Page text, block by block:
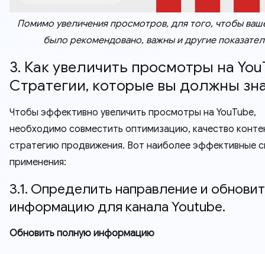
Помимо увеличения просмотров, для того, чтобы
было рекомендовано, важны и другие
3. Как увеличить просмотры на
Стратегии, которые вы должны
Чтобы эффективно увеличить просмотры на YouTube,
необходимо совместить оптимизацию, качество
стратегию продвижения. Вот наиболее эффективные
применения:
3.1. Определить направление и
информацию для канала Youtube.
Обновить полную информацию